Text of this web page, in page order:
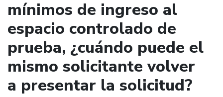
mínimos de ingreso al
espacio controlado de
prueba, ¿cuándo puede el
mismo solicitante volver
a presentar la solicitud?